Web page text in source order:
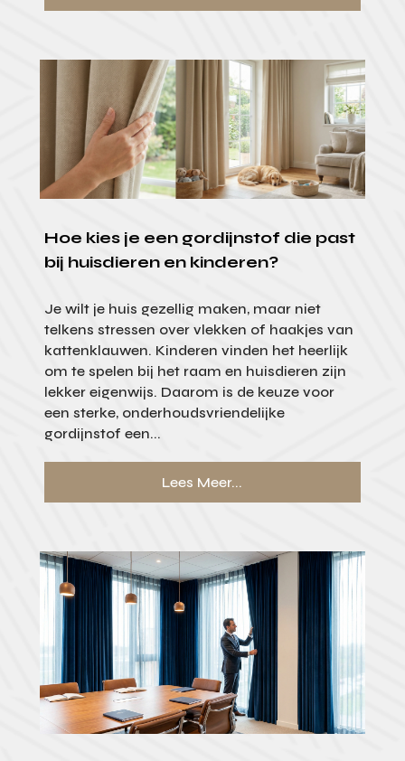
Hoe kies je een gordijnstof die past
bij huisdieren en kinderen?
Je wilt je huis gezellig maken, maar niet
telkens stressen over vlekken of haakjes van
kattenklauwen. Kinderen vinden het heerlijk
om te spelen bij het raam en huisdieren zijn
lekker eigenwijs. Daarom is de keuze voor
een sterke, onderhoudsvriendelijke
gordijnstof een...
Lees Meer...